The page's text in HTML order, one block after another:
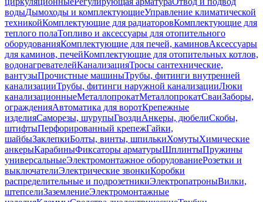
водыДымоходы и комплектующиеУправление климатической
техникойКомплектующие для радиаторовКомплектующие для
теплого полаТопливо и аксессуары для отопительного
оборудованияКомплектующие для печей, каминовАксессуары
для каминов, печейКомплектующие для отопительных котлов,
водонагревателейКанализацияТросы сантехнические,
вантузыПрочистные машиныТрубы, фитинги внутренней
канализацииТрубы, фитинги наружной канализацииЛюки
канализационныеМеталлопрокатМеталлопрокатСваиЗаборы,
огражденияАвтоматика для воротКрепежные
изделияСаморезы, шурупыГвоздиАнкеры, дюбелиСкобы,
штифтыПерфорированный крепежГайки,
шайбыЗаклепкиБолты, винты, шпилькиХомутыХимические
анкерыКарабиныФиксаторы арматурыШплинтыПружины
универсальныеЭлектромонтажное оборудованиеРозетки и
выключателиЭлектрические звонкиКоробки
распределительные и подрозетникиЭлектропатроныВилки,
штепселиЗаземлениеЭлектромонтажные